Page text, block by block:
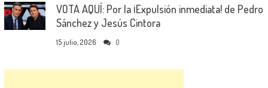
VOTA AQUÍ: Por la ¡Expulsión inmediata! de Pedro
Sánchez y Jesús Cintora
15 julio, 2026 0